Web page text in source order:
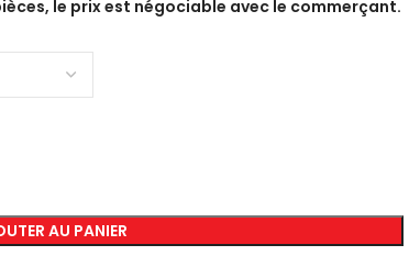
MARQUAGE
Sérigraphie Transfert
le prix est négociable avec le commerçant.
AU PANIER